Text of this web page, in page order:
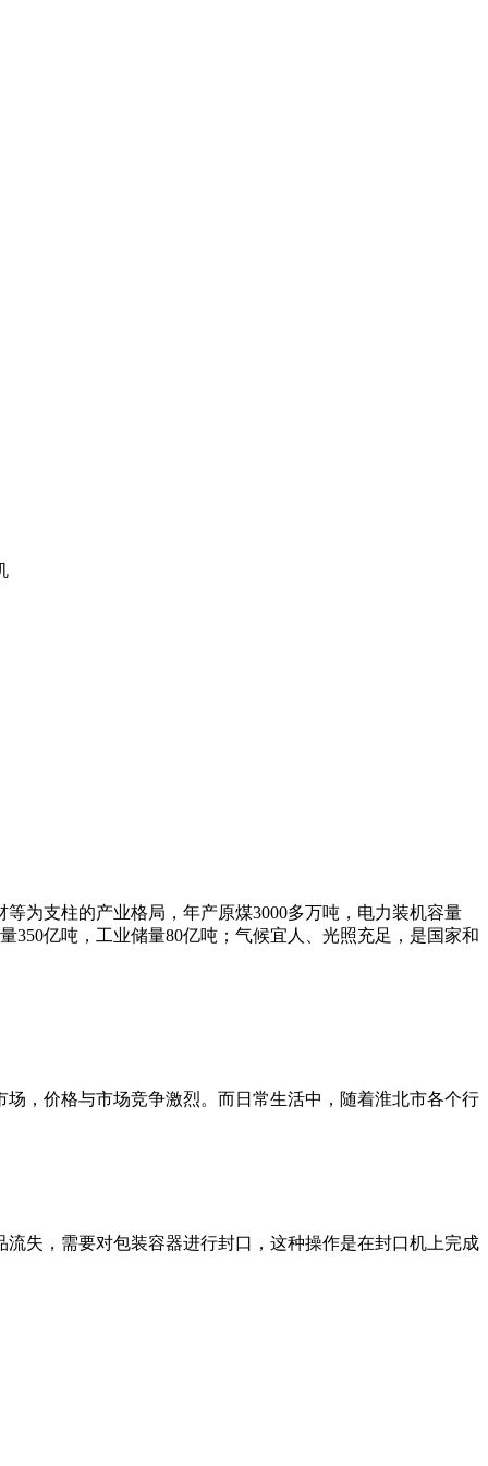
为支柱的产业格局，年产原煤3000多万吨，电力装机容量
350亿吨，工业储量80亿吨；气候宜人、光照充足，是国家和
，价格与市场竞争激烈。而日常生活中，随着淮北市各个行
失，需要对包装容器进行封口，这种操作是在封口机上完成